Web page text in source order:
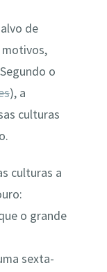
de
motivos,
o
), a
culturas
culturas a
o grande
sexta-